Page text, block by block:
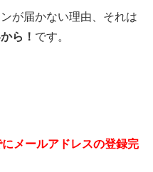
が届かない理由、それは
ら！ です。
メールアドレスの登録完